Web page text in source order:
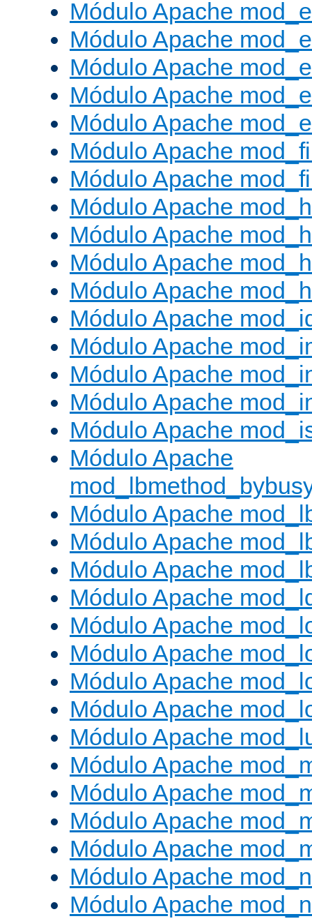
Módulo Apache
Módulo Apache
Módulo Apache
Módulo Apache
Módulo Apache
Módulo Apache
Módulo Apache
Módulo Apache
Módulo Apache
Módulo Apache
Módulo Apache
Módulo Apache
Módulo Apache
Módulo Apache
Módulo Apache
Módulo Apache
Módulo Apache
Módulo Apache
Módulo Apache
Módulo Apache
Módulo Apache
Módulo Apache
Módulo Apache
Módulo Apache
Módulo Apache
Módulo Apache
Módulo Apache
Módulo Apache
Módulo Apache
Módulo Apache
Módulo Apache
Módulo Apache